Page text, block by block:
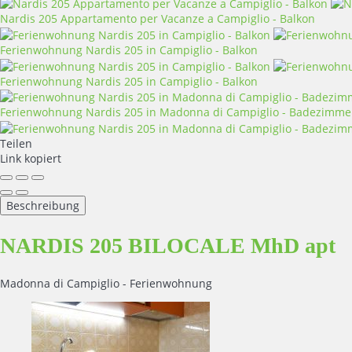
Nardis 205 Appartamento per Vacanze a Campiglio - Balkon
Ferienwohnung Nardis 205 in Campiglio - Balkon
Ferienwohnung Nardis 205 in Campiglio - Balkon
Ferienwohnung Nardis 205 in Madonna di Campiglio -
Teilen
Link kopiert
Beschreibung
NARDIS 205 BILOCALE MhD apt
Madonna di Campiglio - Ferienwohnung